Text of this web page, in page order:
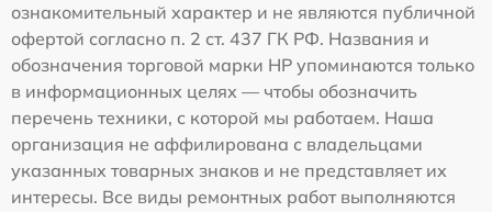
ознакомительный характер и не являются публичной
офертой согласно п. 2 ст. 437 ГК РФ. Названия и
обозначения торговой марки HP упоминаются только
в информационных целях — чтобы обозначить
перечень техники, с которой мы работаем. Наша
организация не аффилирована с владельцами
указанных товарных знаков и не представляет их
интересы. Все виды ремонтных работ выполняются